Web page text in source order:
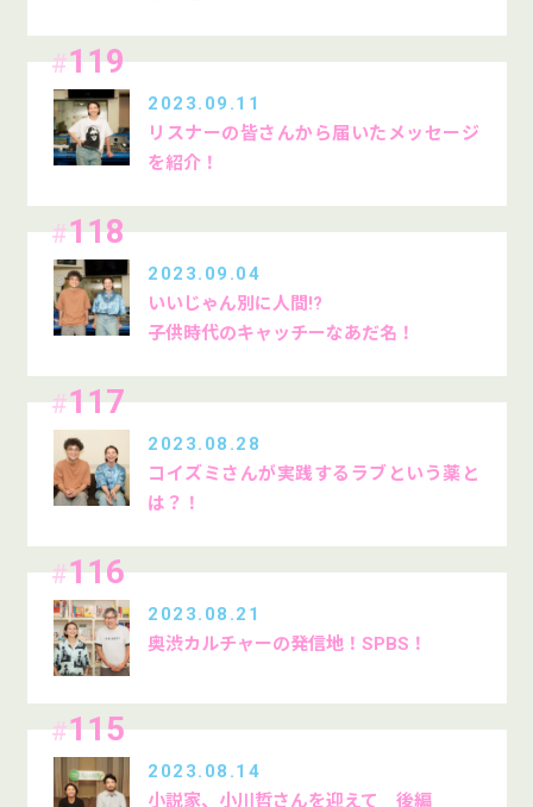
#119
2023.09.11
リスナーの皆さんから届いたメッセージ
を紹介！
#118
2023.09.04
いいじゃん別に人間!?
子供時代のキャッチーなあだ名！
#117
2023.08.28
コイズミさんが実践するラブという薬と
は？！
#116
2023.08.21
奥渋カルチャーの発信地！SPBS！
#115
2023.08.14
小説家、小川哲さんを迎えて 後編